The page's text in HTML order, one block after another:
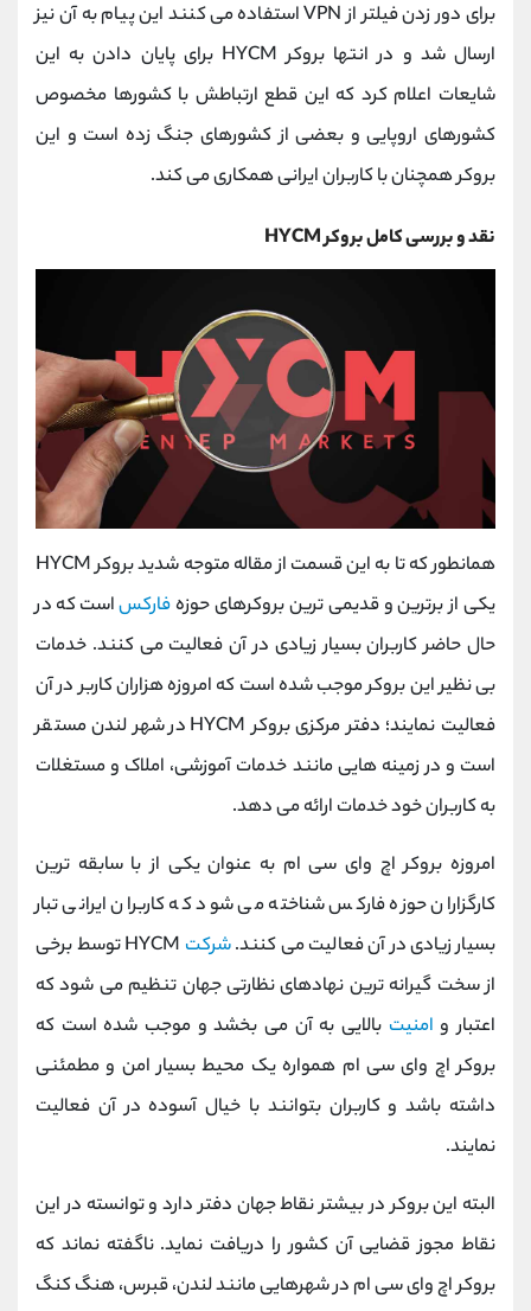
برای دور زدن فیلتر ازVPNاستفاده می کنند این پیام به آن نیز
ارسال شد و در انتها بروکر HYCM برای پایان دادن به این
شایعات اعلام کرد که این قطع ارتباطش با کشورها مخصوص
کشورهای اروپایی و بعضی از کشورهای جنگ زده است و این
بروکر همچنان با کاربران ایرانی همکاری می کند.
نقد و بررسی کاملبروکرHYCM
همانطور که تا به این قسمت از مقاله متوجه شدیدبروکرHYCM
یکی از برترین و قدیمی ترین بروکرهای حوزهفارکساست که در
حال حاضر کاربران بسیار زیادی در آن فعالیت می کنند. خدمات
بی نظیر این بروکر موجب شده است که امروزه هزاران کاربر در آن
فعالیت نمایند؛ دفتر مرکزیبروکرHYCM در شهر لندن مستقر
است و در زمینه هایی مانند خدمات آموزشی، املاک و مستغلات
به کاربران خود خدمات ارائه می دهد.
امروزه بروکر اچ وای سی ام به عنوان یکی از با سابقه ترین
کارگزاران حوزه فارکس شناخته می شود که کاربران ایرانی تبار
بسیار زیادی در آن فعالیت می کنند.شرکت HYCMتوسط برخی
از سخت گیرانه ‌ترین نهادهای نظارتی جهان تنظیم می‌ شود که
اعتبار و امنیت بالایی به آن می ‌بخشد و موجب شده است که
بروکر اچ وای سی ام همواره یک محیط بسیار امن و مطمئنی
داشته باشد و کاربران بتوانند با خیال آسوده در آن فعالیت
نمایند.
البته این بروکر در بیشتر نقاط جهان دفتر دارد و توانسته در این
نقاط مجوز قضایی آن کشور را دریافت نماید. ناگفته نماند که
بروکر اچ وای سی ام در شهرهایی مانند لندن، قبرس، هنگ کنگ